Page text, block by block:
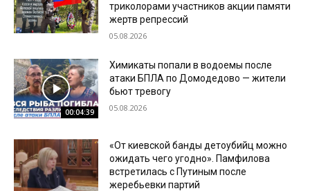
триколорами участников акции памяти
жертв репрессий
05.08.2026
00:04:39
Химикаты попали в водоемы после
атаки БПЛА по Домодедово — жители
бьют тревогу
05.08.2026
«От киевской банды детоубийц можно
ожидать чего угодно». Памфилова
встретилась с Путиным после
жеребьевки партий